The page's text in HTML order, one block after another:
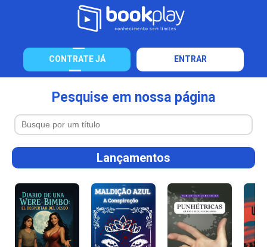
CONTRATE JÁ ENTRAR
Pesquise em nossa página
Lançamentos